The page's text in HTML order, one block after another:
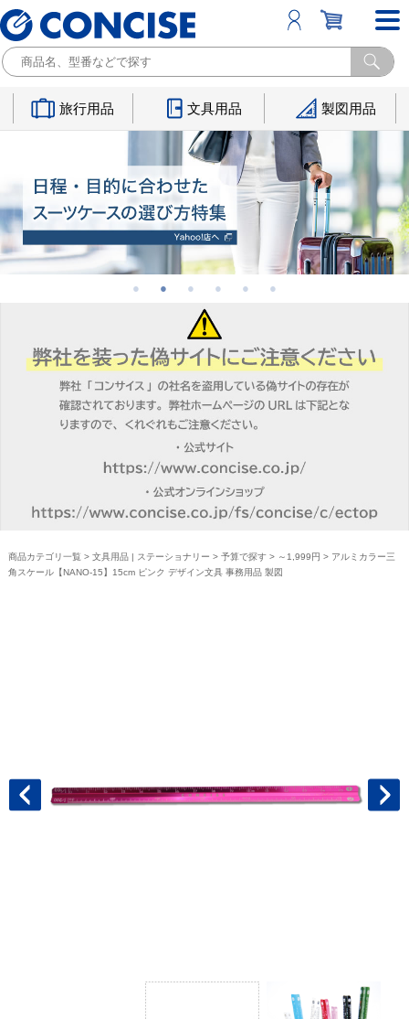
旅行用品 文具用品 製図用品
商品カテゴリ一覧 > 文具用品 | ステーショナリー > 予算で探す> ～1,999円 > アルミカラー三
角スケール【NANO-15】15cm ピンク デザイン文具 事務用品 製図